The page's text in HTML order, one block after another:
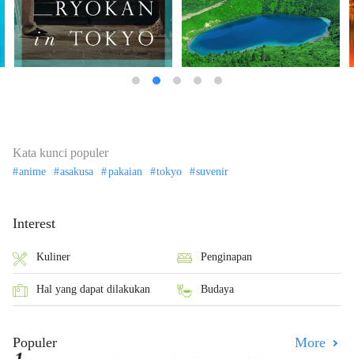
Kata kunci populer
anime asakusa pakaian tokyo suvenir
Interest
Kuliner Penginapan
Hal yang dapat dilakukan Budaya
Populer More